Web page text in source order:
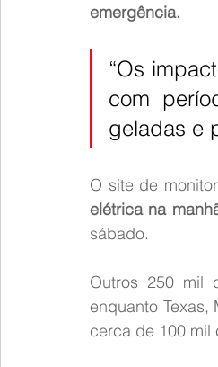
emergência.
“Os
com
geladas e
O site de
elétrica na
sábado.
Outros 250 mil
enquanto
cerca de 100 mil